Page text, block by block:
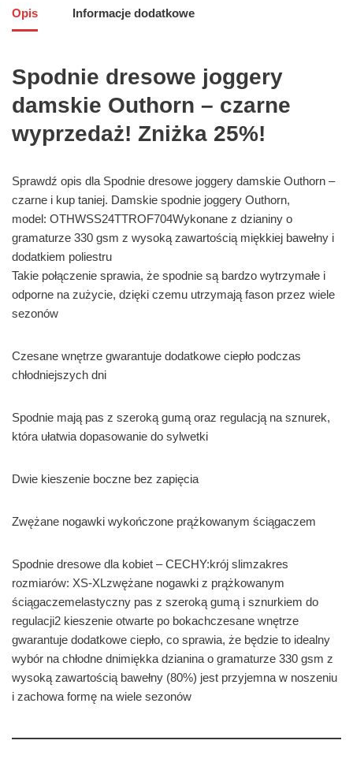
Opis Informacje dodatkowe
Spodnie dresowe joggery
damskie Outhorn – czarne
wyprzedaż! Zniżka 25%!
Sprawdź opis dla Spodnie dresowe joggery damskie Outhorn –
czarne i kup taniej. Damskie spodnie joggery Outhorn,
model: OTHWSS24TTROF704Wykonane z dzianiny o
gramaturze 330 gsm z wysoką zawartością miękkiej bawełny i
dodatkiem poliestru
Takie połączenie sprawia, że spodnie są bardzo wytrzymałe i
odporne na zużycie, dzięki czemu utrzymają fason przez wiele
sezonów
Czesane wnętrze gwarantuje dodatkowe ciepło podczas
chłodniejszych dni
Spodnie mają pas z szeroką gumą oraz regulacją na sznurek,
która ułatwia dopasowanie do sylwetki
Dwie kieszenie boczne bez zapięcia
Zwężane nogawki wykończone prążkowanym ściągaczem
Spodnie dresowe dla kobiet – CECHY:krój slimzakres
rozmiarów: XS-XLzwężane nogawki z prążkowanym
ściągaczemelastyczny pas z szeroką gumą i sznurkiem do
regulacji2 kieszenie otwarte po bokachczesane wnętrze
gwarantuje dodatkowe ciepło, co sprawia, że będzie to idealny
wybór na chłodne dnimiękka dzianina o gramaturze 330 gsm z
wysoką zawartością bawełny (80%) jest przyjemna w noszeniu
i zachowa formę na wiele sezonów